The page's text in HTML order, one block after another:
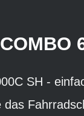
SH -
das